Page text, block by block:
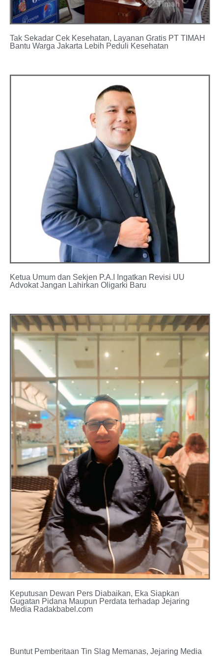
Tak Sekadar Cek Kesehatan, Layanan Gratis PT TIMAH
Bantu Warga Jakarta Lebih Peduli Kesehatan
Ketua Umum dan Sekjen P.A.I Ingatkan Revisi UU
Advokat Jangan Lahirkan Oligarki Baru
Keputusan Dewan Pers Diabaikan, Eka Siapkan
Gugatan Pidana Maupun Perdata terhadap Jejaring
Media Radakbabel.com
Buntut Pemberitaan Tin Slag Memanas, Jejaring Media